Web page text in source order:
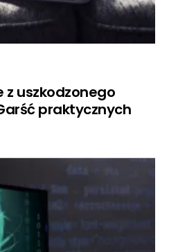
uszkodzonego
praktycznych